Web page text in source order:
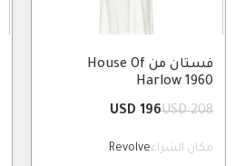
فستان من House Of
Harlow 1960
208 USD
196 USD
مكان الشراءRevolve